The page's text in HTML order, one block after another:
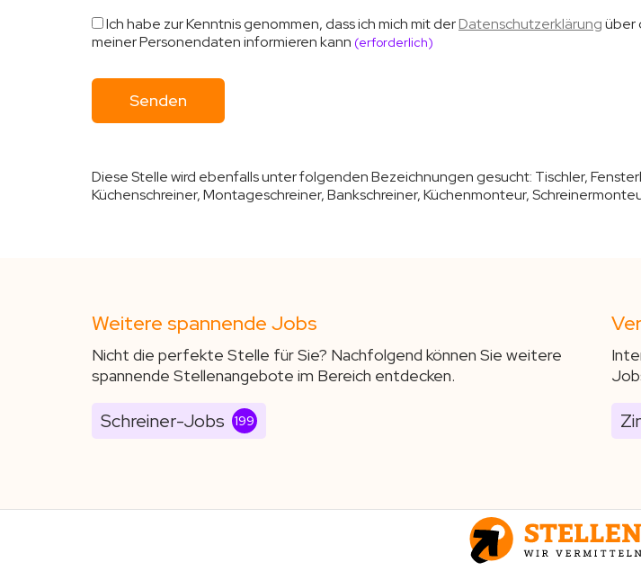
Ich habe zur Kenntnis genommen, dass ich mich mit derDatenschutzerklärungüber
meiner Personendaten informieren kann (erforderlich)
Diese Stelle wird ebenfalls unter folgenden Bezeichnungen gesucht: Tischler,
Küchenschreiner, Montageschreiner, Bankschreiner, Küchenmonteur,
Weitere spannende Jobs
Nicht die perfekte Stelle für Sie? Nachfolgend können Sie weitere
spannende Stellenangebote im Bereich entdecken.
Schreiner-Jobs 199